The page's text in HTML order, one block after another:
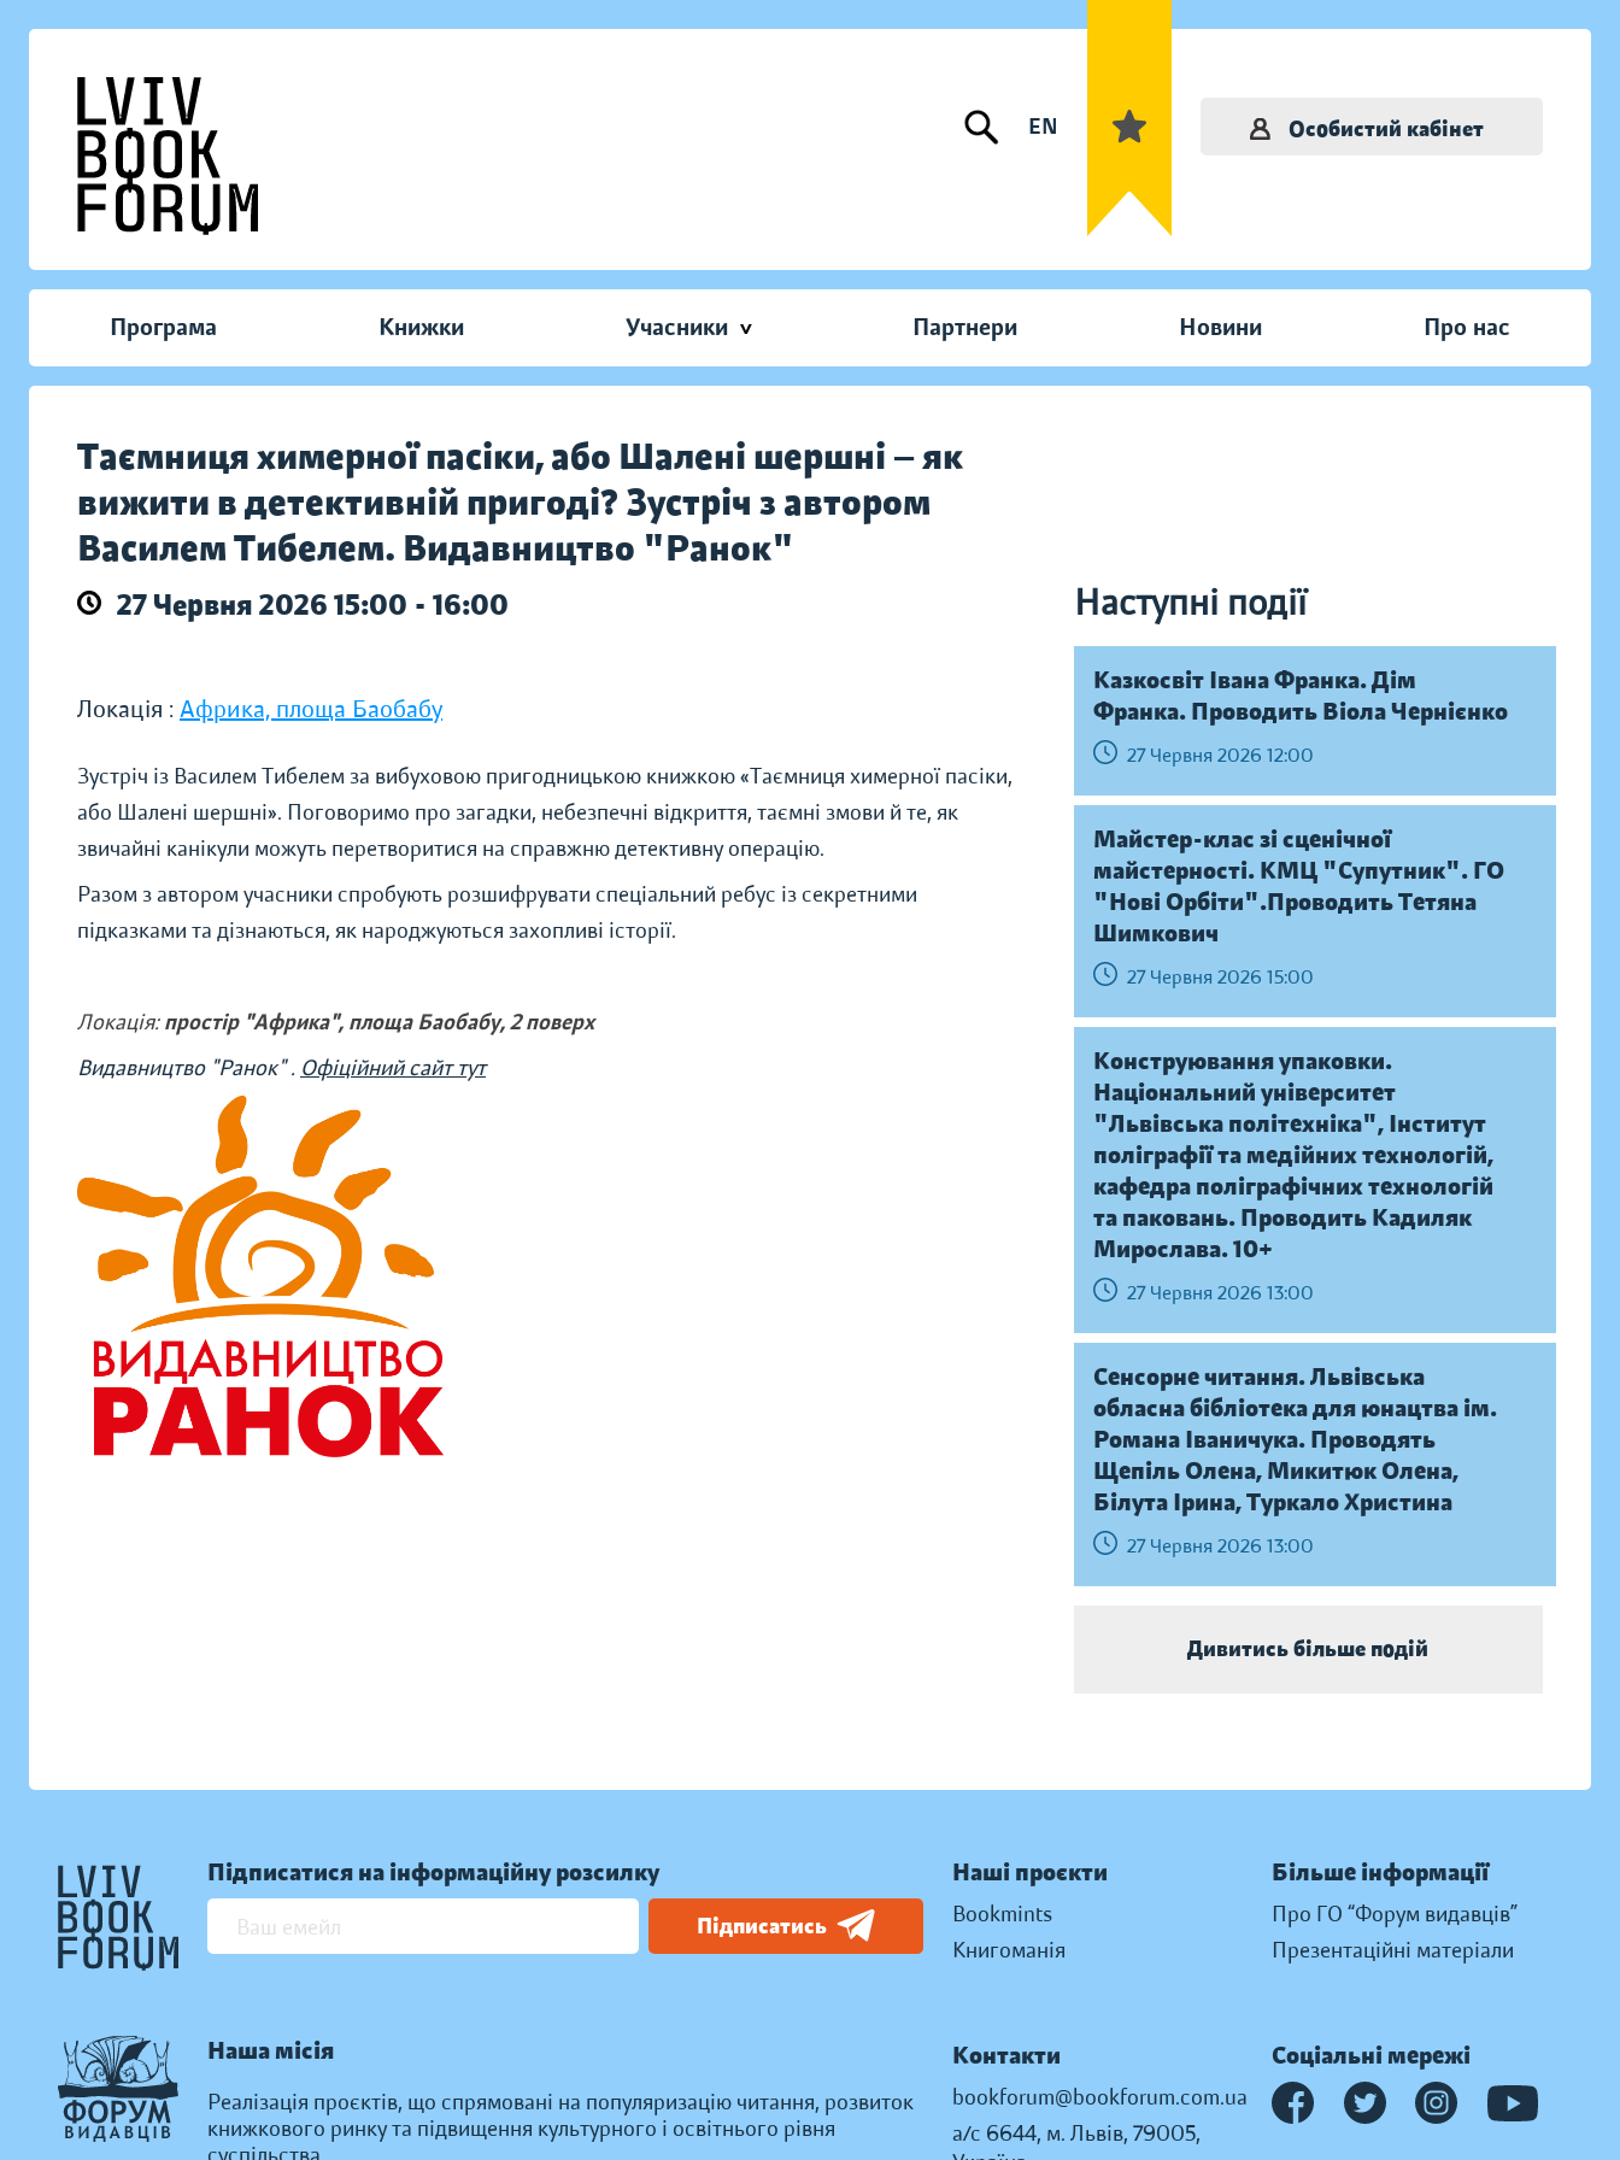
EN Особистий кабінет
Програма Книжки Учасники Партнери Новини Про нас
Таємниця химерної пасіки, або Шалені шершні — як
вижити в детективній пригоді? Зустріч з автором
Василем Тибелем. Видавництво "Ранок"
27 Червня 2026 15:00 - 16:00 Наступні події
Локація : Африка, площа Баобабу
Зустріч із Василем Тибелем за вибуховою пригодницькою книжкою «Таємниця химерної пасіки,
або Шалені шершні». Поговоримо про загадки, небезпечні відкриття, таємні змови й те, як
звичайні канікули можуть перетворитися на справжню детективну операцію.
Разом з автором учасники спробують розшифрувати спеціальний ребус із секретними
підказками та дізнаються, як народжуються захопливі історії.
Локація:простір "Африка", площа Баобабу, 2 поверх
Видавництво "Ранок" . Офіційний сайт тут
Казкосвіт Івана Франка. Дім
Франка. Проводить Віола Чернієнко
27 Червня 2026 12:00
Майстер-клас зі сценічної
майстерності. КМЦ "Супутник". ГО
"Нові Орбіти".Проводить Тетяна
Шимкович
27 Червня 2026 15:00
Конструювання упаковки.
Національний університет
"Львівська політехніка", Інститут
поліграфії та медійних технологій,
кафедра поліграфічних технологій
та паковань. Проводить Кадиляк
Мирослава. 10+
27 Червня 2026 13:00
Сенсорне читання. Львівська
обласна бібліотека для юнацтва ім.
Романа Іваничука. Проводять
Щепіль Олена, Микитюк Олена,
Білута Ірина, Туркало Христина
27 Червня 2026 13:00
Дивитись більше подій
Підписатися на інформаційну розсилку
Підписатись
Наша місія
Реалізація проєктів, що спрямовані на популяризацію читання, розвиток
книжкового ринку та підвищення культурного і освітнього рівня
Наші проєкти
Bookmints
Книгоманія
Більше інформації
Про ГО “Форум видавців”
Презентаційні матеріали
Контакти
bookforum@bookforum.com.ua
а/с 6644, м. Львів, 79005,
Соціальні мережі